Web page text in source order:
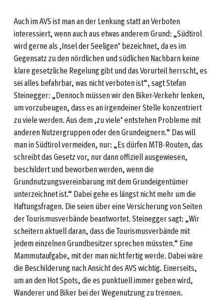
Auch im AVS ist man an der Lenkung statt an Verboten
interessiert, wenn auch aus etwas anderem Grund: „Südtirol
wird gerne als ‚Insel der Seeligen‘ bezeichnet, da es im
Gegensatz zu den nördlichen und südlichen Nachbarn keine
klare gesetzliche Regelung gibt und das Vorurteil herrscht, es
sei alles befahrbar, was nicht verboten ist“, sagt Stefan
Steinegger: „Dennoch müssen wir den Biker-Verkehr lenken,
um vorzubeugen, dass es an irgendeiner Stelle konzentriert
zu viele werden. Aus dem ‚zu viele‘ entstehen Probleme mit
anderen Nutzergruppen oder den Grundeignern.“ Das will
man in Südtirol vermeiden, nur: „Es dürfen MTB-Routen, das
schreibt das Gesetz vor, nur dann offiziell ausgewiesen,
beschildert und beworben werden, wenn die
Grundnutzungsvereinbarung mit dem Grundeigentümer
unterzeichnet ist.“ Dabei gehe es längst nicht mehr um die
Haftungsfragen. Die seien über eine Versicherung von Seiten
der Tourismusverbände beantwortet. Steinegger sagt: „Wir
scheitern aktuell daran, dass die Tourismusverbände mit
jedem einzelnen Grundbesitzer sprechen müssten.“ Eine
Mammutaufgabe, mit der man nicht fertig werde. Dabei wäre
die Beschilderung nach Ansicht des AVS wichtig. Einerseits,
um an den Hot Spots, die es punktuell immer geben wird,
Wanderer und Biker bei der Wegenutzung zu trennen.